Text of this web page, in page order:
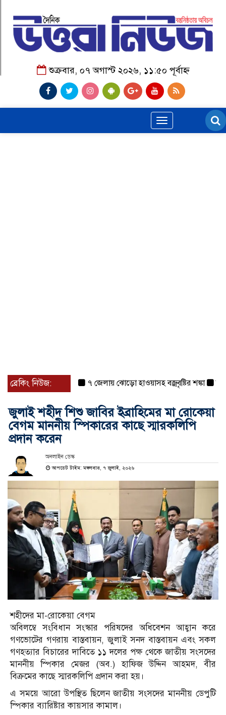
শুক্রবার, ০৭ অগাস্ট ২০২৬, ১১:৫০ পূর্বাহ্ন
Toggle
navigation
ব্রেকিং নিউজ: ৭ জেলায় ঝোড়ো হাওয়াসহ বজ্রবৃষ্টির শঙ্কা বগুড়া
জুলাই শহীদ শিশু জাবির ইব্রাহিমের মা রোকেয়া
বেগম মাননীয় স্পিকারের কাছে স্মারকলিপি
প্রদান করেন
অনলাইন ডেস্ক
আপডেট টাইম: মঙ্গলবার, ৭ জুলাই, ২০২৬
শহীদের মা-রোকেয়া বেগম
অবিলম্বে সংবিধান সংস্কার পরিষদের অধিবেশন আহ্বান করে
গণভোটের গণরায় বাস্তবায়ন, জুলাই সনদ বাস্তবায়ন এবং সকল
গণহত্যার বিচারের দাবিতে ১১ দলের পক্ষ থেকে জাতীয় সংসদের
মাননীয় স্পিকার মেজর (অব.) হাফিজ উদ্দিন আহমদ, বীর
বিক্রমের কাছে স্মারকলিপি প্রদান করা হয়।
এ সময়ে আরো উপস্থিত ছিলেন জাতীয় সংসদের মাননীয় ডেপুটি
স্পিকার ব্যারিষ্টার কায়সার কামাল।